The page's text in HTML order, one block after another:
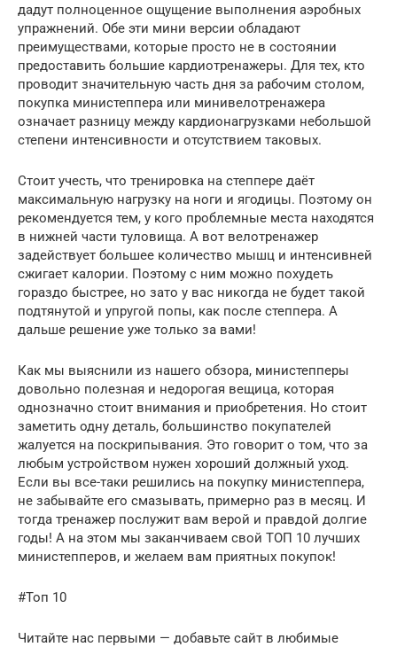
дадут полноценное ощущение выполнения аэробных
упражнений. Обе эти мини версии обладают
преимуществами, которые просто не в состоянии
предоставить большие кардиотренажеры. Для тех, кто
проводит значительную часть дня за рабочим столом,
покупка министеппера или минивелотренажера
означает разницу между кардионагрузками небольшой
степени интенсивности и отсутствием таковых.
Стоит учесть, что тренировка на степпере даёт
максимальную нагрузку на ноги и ягодицы. Поэтому он
рекомендуется тем, у кого проблемные места находятся
в нижней части туловища. А вот велотренажер
задействует большее количество мышц и интенсивней
сжигает калории. Поэтому с ним можно похудеть
гораздо быстрее, но зато у вас никогда не будет такой
подтянутой и упругой попы, как после степпера. А
дальше решение уже только за вами!
Как мы выяснили из нашего обзора, министепперы
довольно полезная и недорогая вещица, которая
однозначно стоит внимания и приобретения. Но стоит
заметить одну деталь, большинство покупателей
жалуется на поскрипывания. Это говорит о том, что за
любым устройством нужен хороший должный уход.
Если вы все-таки решились на покупку министеппера,
не забывайте его смазывать, примерно раз в месяц. И
тогда тренажер послужит вам верой и правдой долгие
годы! А на этом мы заканчиваем свой ТОП 10 лучших
министепперов, и желаем вам приятных покупок!
#Топ 10
Читайте нас первыми — добавьте сайт в любимые